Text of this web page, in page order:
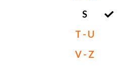
S
T - U
V - Z